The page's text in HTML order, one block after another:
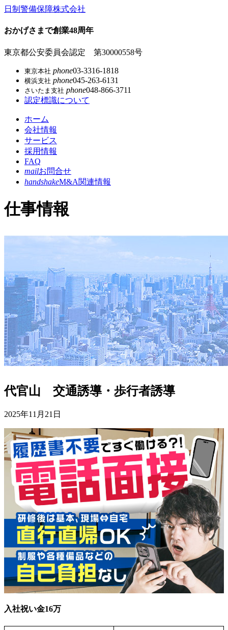
コ
テ
ツ
日制警備保障株式会社
おかげさまで創業48周年
東京都公安委員会認定 第30000558号
東京本社 phone03-3316-1818
横浜支社 phone045-263-6131
さいたま支社 phone048-866-3711
認定標識について
ホーム
会社情報
サービス
採用情報
FAQ
mailお問合せ
handshakeM&A関連情報
仕事情報
代官山 交通誘導・歩行者誘導
2025年11月21日
入社祝い金16万